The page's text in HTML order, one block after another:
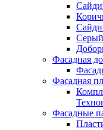
Фасадная
Фасадная
Фасадные